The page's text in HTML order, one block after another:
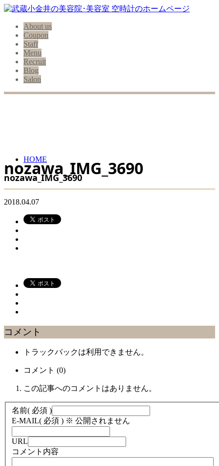
About us
Coupon
Staff
Menu
Recruit
Blog
Salon
nozawa_IMG_3690
HOME
nozawa_IMG_3690
2018.04.07
コメント
トラックバックは利用できません。
コメント (0)
この記事へのコメントはありません。
名前( 必須 )
E-MAIL( 必須 ) ※ 公開されません
URL
コメント内容